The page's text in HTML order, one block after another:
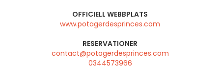
OFFICIELL WEBBPLATS
www.potagerdesprinces.com
RESERVATIONER
contact@potagerdesprinces.com
0344573966